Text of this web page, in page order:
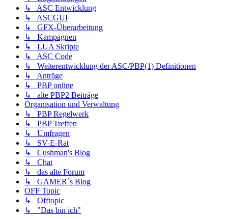
↳ ASC Entwicklung
↳ ASCGUI
↳ GFX-Überarbeitung
↳ Kampagnen
↳ LUA Skripte
↳ ASC Code
↳ Weiterentwicklung der ASC/PBP(1) Definitionen
↳ Anträge
↳ PBP online
↳ alte PBP2 Beiträge
Organisation und Verwaltung
↳ PBP Regelwerk
↳ PBP Treffen
↳ Umfragen
↳ SV-E-Rat
↳ Cushman's Blog
↳ Chat
↳ das alte Forum
↳ GAMER´s Blog
OFF Topic
↳ Offtopic
↳ "Das bin ich"